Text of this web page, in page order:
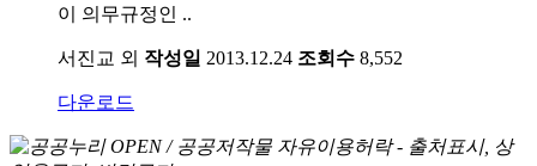
이 의무규정인 ..
서진교 외 작성일 2013.12.24 조회수 8,552
다운로드